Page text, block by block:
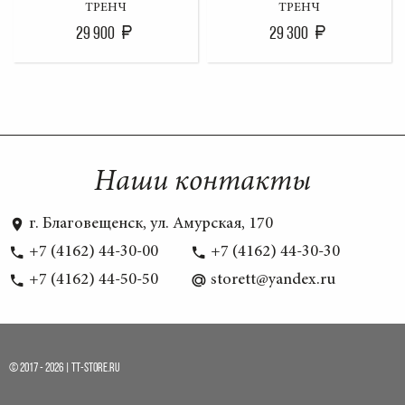
ТРЕНЧ
29 900
ТРЕНЧ
29 300
Наши контакты
г. Благовещенск, ул. Амурская, 170
+7 (4162) 44-30-00
+7 (4162) 44-30-30
+7 (4162) 44-50-50
storett@yandex.ru
© 2017 - 2026 | TT-STORE.RU